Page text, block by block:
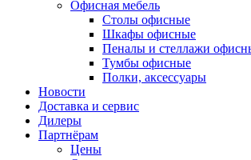
Офисная мебель
Столы офисные
Шкафы офисные
Пеналы и стеллажи
Тумбы офисные
Полки, аксессуары
Новости
Доставка и сервис
Дилеры
Партнёрам
Цены